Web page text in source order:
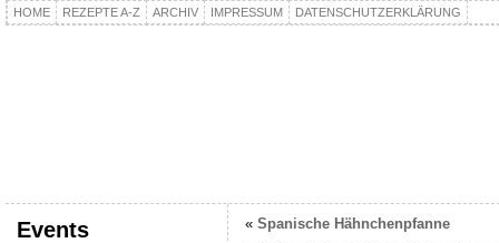
HOME REZEPTE A-Z ARCHIV IMPRESSUM DATENSCHUTZERKLÄRUNG
Events « Spanische Hähnchenpfanne